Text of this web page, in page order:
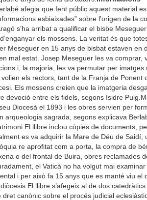
afegia que fent públic aquest material
esbiaixades” sobre l’origen de la
s’ha arribat a qualificar el bisbe Meseguer
els mossens. La veritat és que
Meseguer en 15 anys de bisbat estaven en
mal estat. Josep Meseguer les va comprar,
i, la majoria, les va permutar per imatges
els rectors, tant de la Franja de Ponent
Els mossens creien que la imatgeria
devoció entre els fidels, segons Isidre
Diocesà el 1893 i les obres servien per
arqueologia sagrada, segons explicava
llibre inclou còpies de documents,
es va adquirir la Mare de Déu de Saidí,
re aprofitat com a porta, la compra de
o del frontal de Buira, obres reclamades
el Vaticà no ha volgut mai
i per això fa 15 anys que es manté viu el
llibre s’afegeix al de dos catedràtics
dret canònic sobre el procés judicial